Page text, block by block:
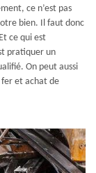
ce n’est pas
bien. Il faut donc
ce qui est
pratiquer un
On peut aussi
fer et achat de